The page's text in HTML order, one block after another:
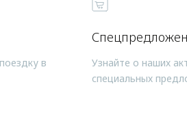
в
Узнайте о наших
специальных